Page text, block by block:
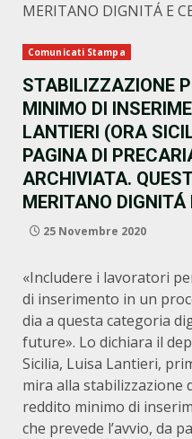
MERITANO DIGNITÁ E
Comunicati Stampa
STABILIZZAZIONE
MINIMO DI
LANTIERI (ORA
PAGINA DI
ARCHIVIATA.
MERITANO DIGNITÁ
25 Novembre 2020
«Includere i lavoratori
di inserimento in un
dia a questa categoria
future». Lo dichiara il
Sicilia, Luisa Lantieri,
mira alla stabilizzazione
reddito minimo di
che prevede l’avvio, da